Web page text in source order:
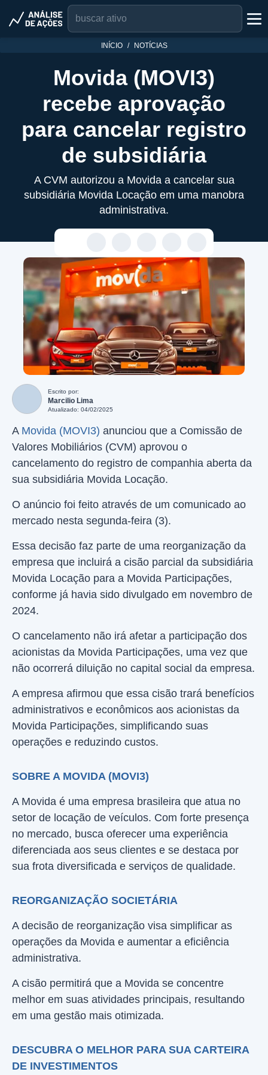
INÍCIO NOTÍCIAS
Movida (MOVI3)
recebe aprovação
para cancelar registro
de subsidiária
A CVM autorizou a Movida a cancelar sua
subsidiária Movida Locação em uma manobra
administrativa.
Escrito por:
Marcilio Lima
Atualizado: 04/02/2025
A Movida (MOVI3) anunciou que a Comissão de
Valores Mobiliários (CVM) aprovou o
cancelamento do registro de companhia aberta da
sua subsidiária Movida Locação.
O anúncio foi feito através de um comunicado ao
mercado nesta segunda-feira (3).
Essa decisão faz parte de uma reorganização da
empresa que incluirá a cisão parcial da subsidiária
Movida Locação para a Movida Participações,
conforme já havia sido divulgado em novembro de
2024.
O cancelamento não irá afetar a participação dos
acionistas da Movida Participações, uma vez que
não ocorrerá diluição no capital social da empresa.
A empresa afirmou que essa cisão trará benefícios
administrativos e econômicos aos acionistas da
Movida Participações, simplificando suas
operações e reduzindo custos.
SOBRE A MOVIDA (MOVI3)
A Movida é uma empresa brasileira que atua no
setor de locação de veículos. Com forte presença
no mercado, busca oferecer uma experiência
diferenciada aos seus clientes e se destaca por
sua frota diversificada e serviços de qualidade.
REORGANIZAÇÃO SOCIETÁRIA
A decisão de reorganização visa simplificar as
operações da Movida e aumentar a eficiência
administrativa.
A cisão permitirá que a Movida se concentre
melhor em suas atividades principais, resultando
em uma gestão mais otimizada.
DESCUBRA O MELHOR PARA SUA CARTEIRA
DE INVESTIMENTOS